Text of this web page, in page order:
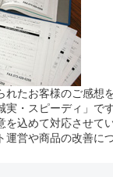
れたお客様のご感想
実・スピーディ」で
を込めて対応させて
営や商品の改善に